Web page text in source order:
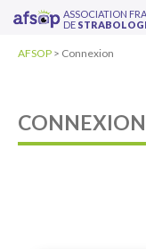
ASSOCIATION
DE
AFSOP > Connexion
CONNEXION